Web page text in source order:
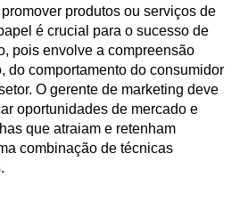
produtos ou serviços de
é crucial para o sucesso de
pois envolve a compreensão
do comportamento do consumidor
O gerente de marketing deve
oportunidades de mercado e
que atraiam e retenham
combinação de técnicas